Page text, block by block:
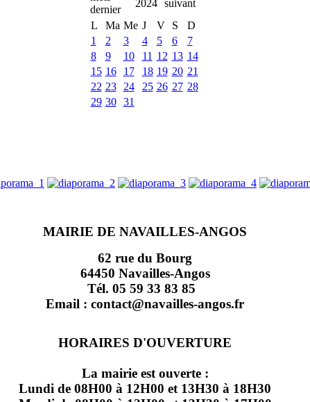
2024
L
Ma Me J V S
D
1
2 3 4 5 6
7
8
9 10 11 12 13 14
15 16 17 18 19 20 21
22 23 24 25 26 27 28
29 30 31
MAIRIE DE NAVAILLES-ANGOS
62 rue du Bourg
64450 Navailles-Angos
Tél. 05 59 33 83 85
Email : contact@navailles-angos.fr
HORAIRES D'OUVERTURE
La mairie est ouverte :
Lundi de 08H00 à 12H00 et 13H30 à 18H30